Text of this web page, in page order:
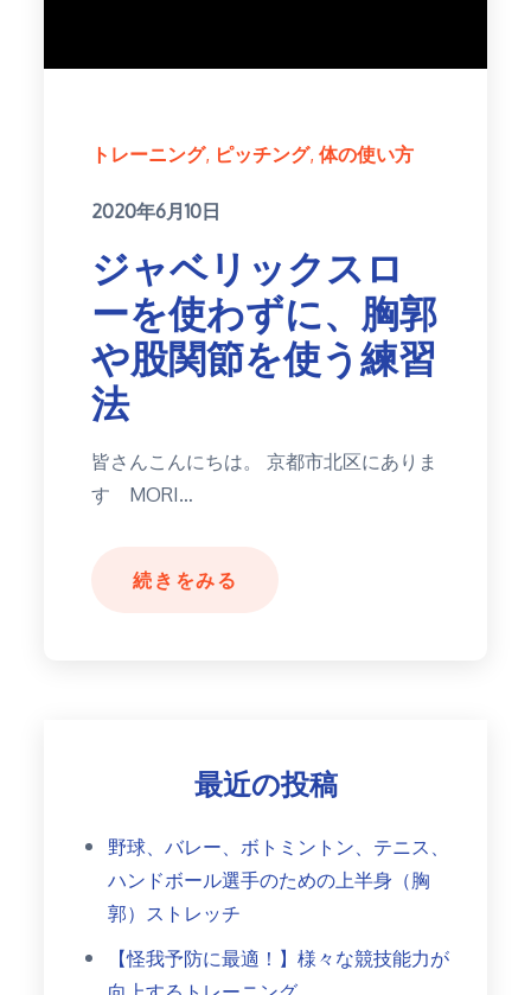
トレーニング ピッチング 体の使い方
Posted
2020年6月10日
ジャベリックスロ
ーを使わずに、胸郭
や股関節を使う練習
法
皆さんこんにちは。 京都市北区にありま
す MORI…
続きをみる
最近の投稿
野球、バレー、ボトミントン、テニス、
ハンドボール選手のための上半身（胸
郭）ストレッチ
【怪我予防に最適！】様々な競技能力が